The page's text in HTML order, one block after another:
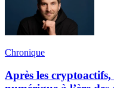
Chronique
Après les